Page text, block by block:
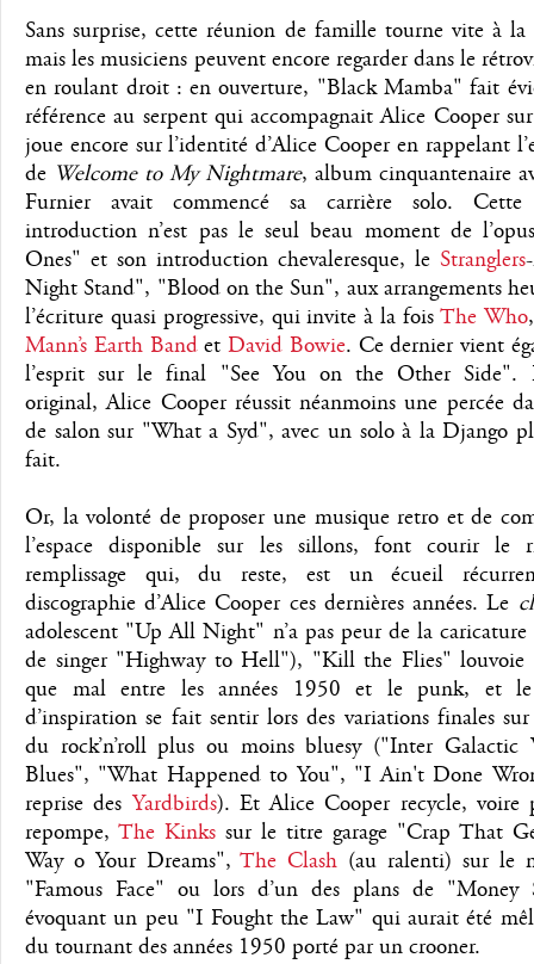
Sans surprise, cette réunion de famille tourne vite à la
mais les musiciens peuvent encore regarder dans le
en roulant droit : en ouverture, "Black Mamba" fait
référence au serpent qui accompagnait Alice Cooper
joue encore sur l’identité d’Alice Cooper en rappelant
de Welcome to My Nightmare, album cinquantenaire
Furnier avait commencé sa carrière solo. Cette
introduction n’est pas le seul beau moment de
Ones" et son introduction chevaleresque, le Stranglers
Night Stand", "Blood on the Sun", aux arrangements
l’écriture quasi progressive, qui invite à la fois The Who
Mann’s Earth BandetDavid Bowie. Ce dernier vient
l’esprit sur le final "See You on the Other Side".
original, Alice Cooper réussit néanmoins une percée
de salon sur "What a Syd", avec un solo à la Django
fait.
Or, la volonté de proposer une musique retro et de
l’espace disponible sur les sillons, font courir le
remplissage qui, du reste, est un écueil
discographie d’Alice Cooper ces dernières années. Le
adolescent "Up All Night" n’a pas peur de la
de singer "Highway to Hell"), "Kill the Flies" louvoie
que mal entre les années 1950 et le punk, et le
d’inspiration se fait sentir lors des variations finales
du rock’n’roll plus ou moins bluesy ("Inter Galactic
Blues", "What Happened to You", "I Ain't Done
reprise des Yardbirds). Et Alice Cooper recycle, voire
repompe, The Kinkssur le titre garage "Crap That
Way o Your Dreams",The Clash (au ralenti) sur le
"Famous Face" ou lors d’un des plans de "Money
évoquant un peu "I Fought the Law" qui aurait été
du tournant des années 1950 porté par un crooner.